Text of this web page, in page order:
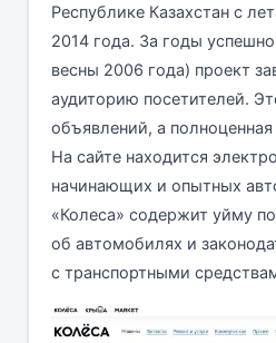
Республике Казахстан с
2014 года. За годы
весны 2006 года) проект
аудиторию посетителей.
объявлений, а
На сайте находится
начинающих и опытных
«Колеса» содержит уйму
об автомобилях и
с транспортными